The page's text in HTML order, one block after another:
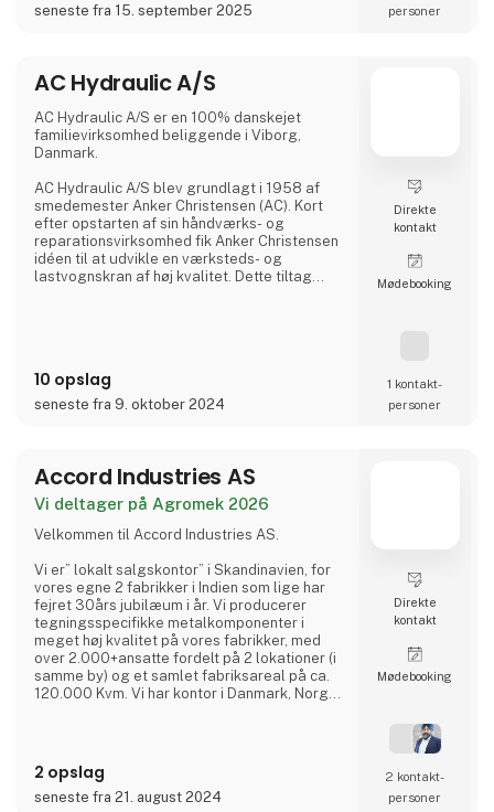
seneste fra 15. september 2025
personer
AC Hydraulic A/S
AC Hydraulic A/S er en 100% danskejet
familievirksomhed beliggende i Viborg,
Danmark.
AC Hydraulic A/S blev grundlagt i 1958 af
smedemester Anker Christensen (AC). Kort
efter opstarten af sin håndværks- og
reparationsvirksomhed fik Anker Christensen
idéen til at udvikle en værksteds- og
lastvognskran af høj kvalitet. Dette tiltag
sortiment af løfteudstyr til autobranchen, og
produkterne afsættes i dag til hele verden. I
10 opslag
seneste fra 9. oktober 2024
Direkte
kontakt
Møde­booking
1 kontakt­
personer
Accord Industries AS
Vi deltager på Agromek 2026
Velkommen til Accord Industries AS.
Vi er” lokalt salgskontor” i Skandinavien, for
vores egne 2 fabrikker i Indien som lige har
fejret 30års jubilæum i år. Vi producerer
tegningsspecifikke metalkomponenter i
meget høj kvalitet på vores fabrikker, med
over 2.000+ansatte fordelt på 2 lokationer (i
samme by) og et samlet fabriksareal på ca.
120.000 Kvm. Vi har kontor i Danmark, Norge
Vi har et meget kosteffektivt set-up uden
fordyrende mellemled, hvor vi bruger vores
2 opslag
seneste fra 21. august 2024
Direkte
kontakt
Møde­booking
2 kontakt­
personer